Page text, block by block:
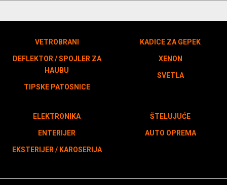
VETROBRANI
DEFLEKTOR / SPOJLER ZA
HAUBU
TIPSKE PATOSNICE
KADICE ZA GEPEK
XENON
SVETLA
ELEKTRONIKA
ENTERIJER
EKSTERIJER / KAROSERIJA
ŠTELUJUĆE
AUTO OPREMA